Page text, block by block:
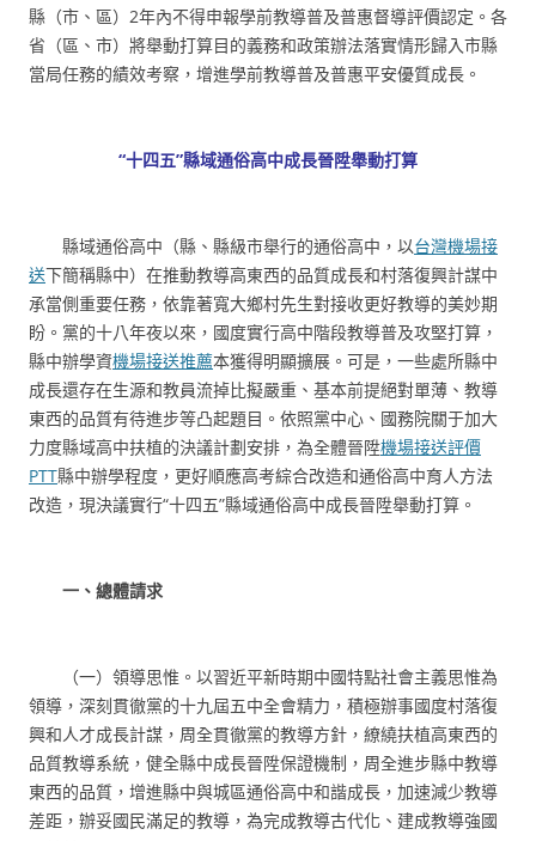
縣（市、區）2年內不得申報學前教導普及普惠督導評價認定。各
省（區、市）將舉動打算目的義務和政策辦法落實情形歸入市縣
當局任務的績效考察，增進學前教導普及普惠平安優質成長。
“十四五”縣域通俗高中成長晉陞舉動打算
縣域通俗高中（縣、縣級市舉行的通俗高中，以台灣機場接
送下簡稱縣中）在推動教導高東西的品質成長和村落復興計謀中
承當側重要任務，依靠著寬大鄉村先生對接收更好教導的美妙期
盼。黨的十八年夜以來，國度實行高中階段教導普及攻堅打算，
縣中辦學資機場接送推薦本獲得明顯擴展。可是，一些處所縣中
成長還存在生源和教員流掉比擬嚴重、基本前提絕對單薄、教導
東西的品質有待進步等凸起題目。依照黨中心、國務院關于加大
力度縣域高中扶植的決議計劃安排，為全體晉陞機場接送評價
PTT縣中辦學程度，更好順應高考綜合改造和通俗高中育人方法
改造，現決議實行“十四五”縣域通俗高中成長晉陞舉動打算。
一、總體請求
（一）領導思惟。以習近平新時期中國特點社會主義思惟為
領導，深刻貫徹黨的十九屆五中全會精力，積極辦事國度村落復
興和人才成長計謀，周全貫徹黨的教導方針，繚繞扶植高東西的
品質教導系統，健全縣中成長晉陞保證機制，周全進步縣中教導
東西的品質，增進縣中與城區通俗高中和諧成長，加速減少教導
差距，辦妥國民滿足的教導，為完成教導古代化、建成教導強國